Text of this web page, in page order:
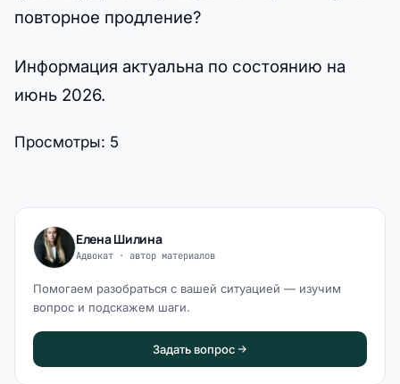
повторное продление?
Информация актуальна по состоянию на
июнь 2026.
Просмотры: 5
Елена Шилина
Адвокат · автор материалов
Помогаем разобраться с вашей ситуацией — изучим
вопрос и подскажем шаги.
Задать вопрос